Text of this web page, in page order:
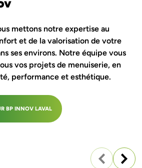
SAINT NAZAIRE
J'ESTIME MON PROJET
mettons notre expertise au
et de la valorisation de votre
ses environs. Notre équipe vous
vos projets de menuiserie, en
performance et esthétique.
BP INNOV LAVAL